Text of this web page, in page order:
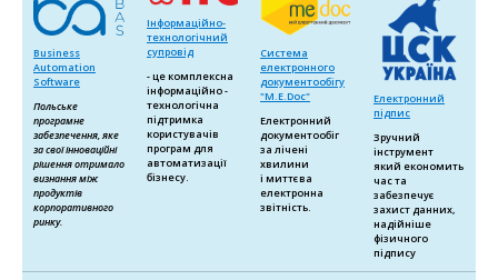
Business
Automation
Software
Польське
програмне
забезпечення, яке
за свої інноваційні
рішення отримало
визнання між
продуктів
корпоративного
ринку.
Інформаційно-
технологічний
супровід
- це комплексна
інформаційно -
технологічна
підтримка
користувачів
програм для
автоматизації
бізнесу.
Система
електронного
документообігу
"M.E.Doc"
Електронний
документообіг
за лічені
хвилини
і миттєва
електронна
звітність.
Електронний
підпис
Зручний
інструмент
який економить
час та
забезпечує
захист данних,
надійніше
фізичного
підпису